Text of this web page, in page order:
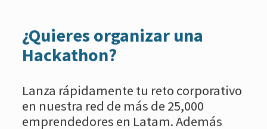
¿Quieres organizar una
Hackathon?
Lanza rápidamente tu reto corporativo
en nuestra red de más de 25,000
emprendedores en Latam. Además